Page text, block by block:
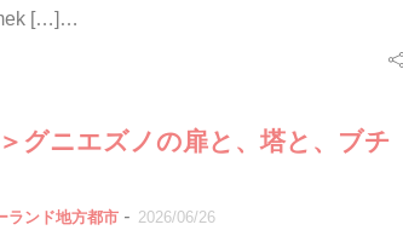
[…]…
グニエズノの扉と、塔と、ブチ
ランド地方都市 - 2026/06/26